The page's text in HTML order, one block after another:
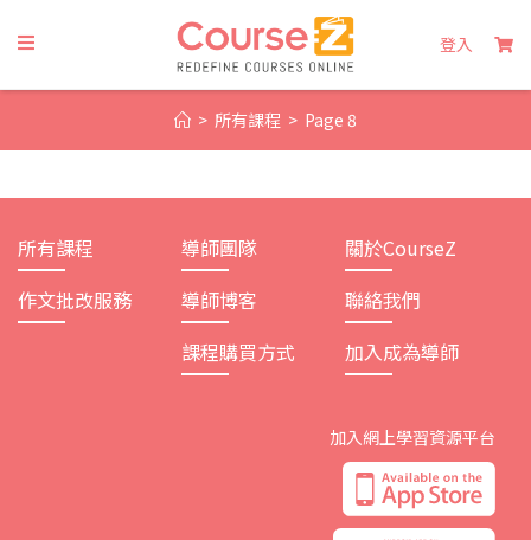
content
登入
> 所有課程 > Page 8
所有課程
作文批改服務
導師團隊
導師博客
課程購買方式
關於CourseZ
聯絡我們
加入成為導師
加入網上學習資源平台